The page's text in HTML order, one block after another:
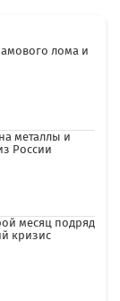
лома и
металлы и
России
месяц подряд
кризис